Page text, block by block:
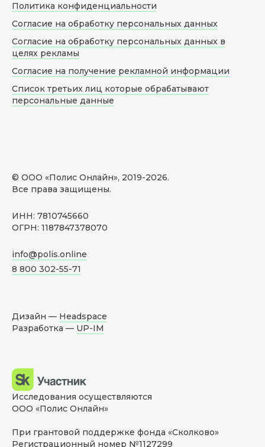
© ООО «Полис Онлайн», 2019-2026.
Все права защищены.
ИНН: 7810745660
ОГРН: 1187847378070
info@polis.online
8 800 302-55-71
Политика конфиденциальности
Согласие на обработку персональных данных
Согласие на обработку персональных данных в
целях рекламы
Согласие на получение рекламной информации
Список третьих лиц которые обрабатывают
персональные данные
Дизайн — Headspace
Разработка — UP-IM
Исследования осуществляются
ООО «Полис Онлайн»
При грантовой поддержке фонда «Сколково»
Регистрационный номер №1127299